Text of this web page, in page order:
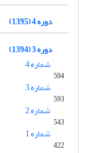
دوره 4 (1395)
دوره 3 (1394)
شماره 4
594
شماره 3
593
شماره 2
543
شماره 1
422